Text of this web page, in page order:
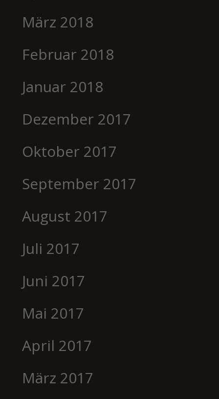
März 2018
Februar 2018
Januar 2018
Dezember 2017
Oktober 2017
September 2017
August 2017
Juli 2017
Juni 2017
Mai 2017
April 2017
März 2017